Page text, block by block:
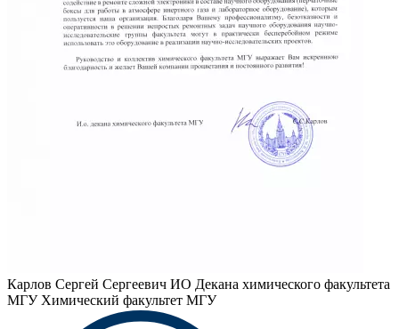
Карлов Сергей Сергеевич ИО Декана химического факультета
МГУ Химический факультет МГУ